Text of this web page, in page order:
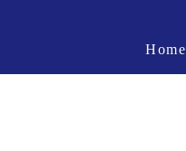
Home